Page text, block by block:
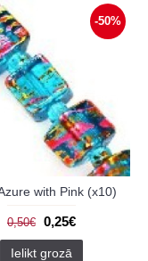
-50%
with Pink (x10)
0,50€ 0,25€
Ielikt grozā